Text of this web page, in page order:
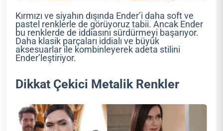
Kırmızı ve siyahın dışında Ender’i daha soft ve
pastel renklerle de görüyoruz tabii. Ancak Ender
bu renklerde de iddiasını sürdürmeyi başarıyor.
Daha klasik parçaları iddialı ve büyük
aksesuarlar ile kombinleyerek adeta stilini
Ender’leştiriyor.
Dikkat Çekici Metalik Renkler